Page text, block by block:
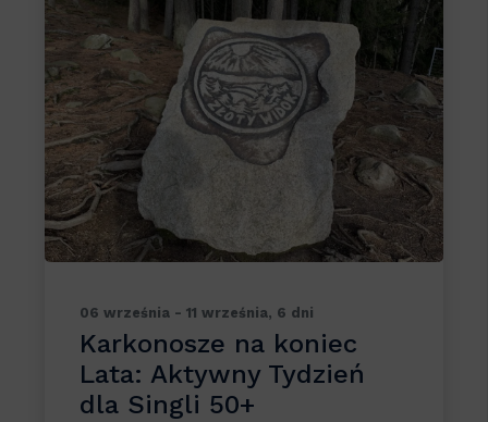
06 września - 11 września, 6 dni
Karkonosze na koniec
Lata: Aktywny Tydzień
dla Singli 50+